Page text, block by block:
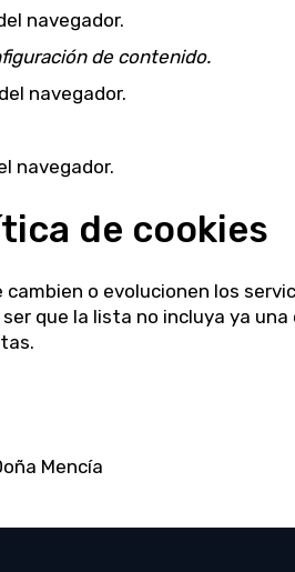
navegador.
de contenido.
navegador.
navegador.
de cookies
o evolucionen los
que la lista no incluya ya una
Mencía